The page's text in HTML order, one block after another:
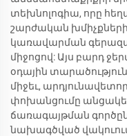
տեխնոլոգիա, որը
շարժական
կառավարման
միջոցով: Այս բարդ
օդային
միջեւ,
փոխանցումը
ճառագայթման
նախագծված